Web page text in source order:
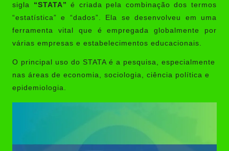
sigla “STATA” é criada pela combinação dos termos
“estatística” e “dados”. Ela se desenvolveu em uma
ferramenta vital que é empregada globalmente por
várias empresas e estabelecimentos educacionais.
O principal uso do STATA é a pesquisa, especialmente
nas áreas de economia, sociologia, ciência política e
epidemiologia.